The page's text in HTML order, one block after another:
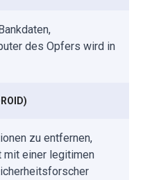
des Opfers wird in
zu entfernen,
mit einer legitimen